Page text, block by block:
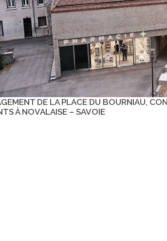
DE LA PLACE DU BOURNIAU,
À NOVALAISE – SAVOIE